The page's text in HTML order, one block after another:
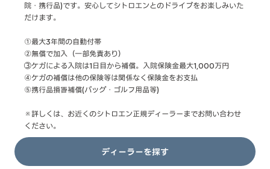
院・携行品)です。安心してシトロエンとのドライブをお楽しみいた
だけます。
①最大3年間の自動付帯
②無償で加入（一部免責あり）
➂ケガによる入院は1日目から補償。入院保険金最大1,000万円
④ケガの補償は他の保険等は関係なく保険金をお支払
⑤携行品損害補償(バッグ・ゴルフ用品等)
※詳しくは、お近くのシトロエン正規ディーラーまでお問い合わせ
ください。
ディーラーを探す